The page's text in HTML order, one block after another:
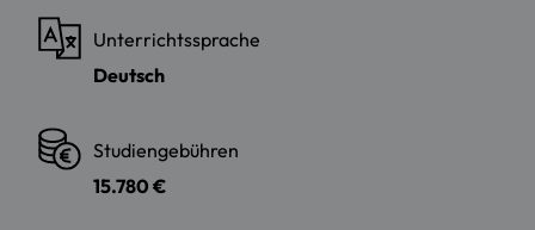
Unterrichtssprache
Deutsch
Studiengebühren
15.780 €